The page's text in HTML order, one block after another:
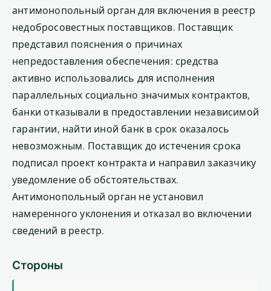
антимонопольный орган для включения в реестр
недобросовестных поставщиков. Поставщик
представил пояснения о причинах
непредоставления обеспечения: средства
активно использовались для исполнения
параллельных социально значимых контрактов,
банки отказывали в предоставлении независимой
гарантии, найти иной банк в срок оказалось
невозможным. Поставщик до истечения срока
подписал проект контракта и направил заказчику
уведомление об обстоятельствах.
Антимонопольный орган не установил
намеренного уклонения и отказал во включении
сведений в реестр.
Стороны